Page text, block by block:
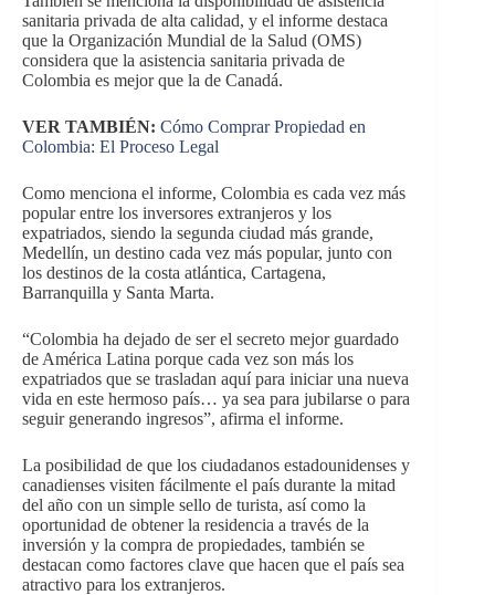
sanitaria privada de alta calidad, y el informe destaca
que la Organización Mundial de la Salud (OMS)
considera que la asistencia sanitaria privada de
Colombia es mejor que la de Canadá.
VER TAMBIÉN: Cómo Comprar Propiedad en
Colombia: El Proceso Legal
Como menciona el informe, Colombia es cada vez más
popular entre los inversores extranjeros y los
expatriados, siendo la segunda ciudad más grande,
Medellín, un destino cada vez más popular, junto con
los destinos de la costa atlántica, Cartagena,
Barranquilla y Santa Marta.
“Colombia ha dejado de ser el secreto mejor guardado
de América Latina porque cada vez son más los
expatriados que se trasladan aquí para iniciar una nueva
vida en este hermoso país… ya sea para jubilarse o para
seguir generando ingresos”, afirma el informe.
La posibilidad de que los ciudadanos estadounidenses y
canadienses visiten fácilmente el país durante la mitad
del año con un simple sello de turista, así como la
oportunidad de obtener la residencia a través de la
inversión y la compra de propiedades, también se
destacan como factores clave que hacen que el país sea
atractivo para los extranjeros.